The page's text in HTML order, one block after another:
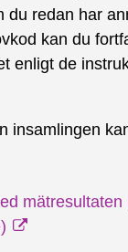
du redan har
kan du
enligt de
insamlingen
mätresultaten